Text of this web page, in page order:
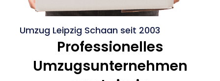
Umzug Leipzig Schaan seit 2003
Professionelles
Umzugsunternehmen